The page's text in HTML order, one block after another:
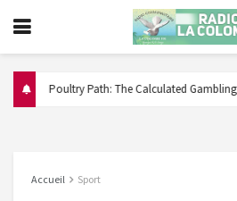
Accueil Sport